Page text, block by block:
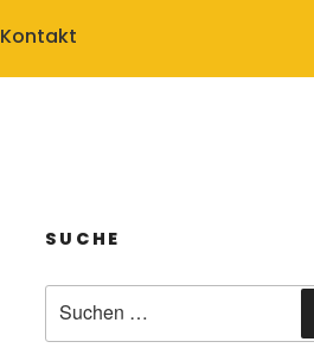
Kontakt
SUCHE
nach: